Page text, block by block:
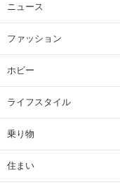
ニュース
ファッション
ホビー
ライフスタイル
乗り物
住まい